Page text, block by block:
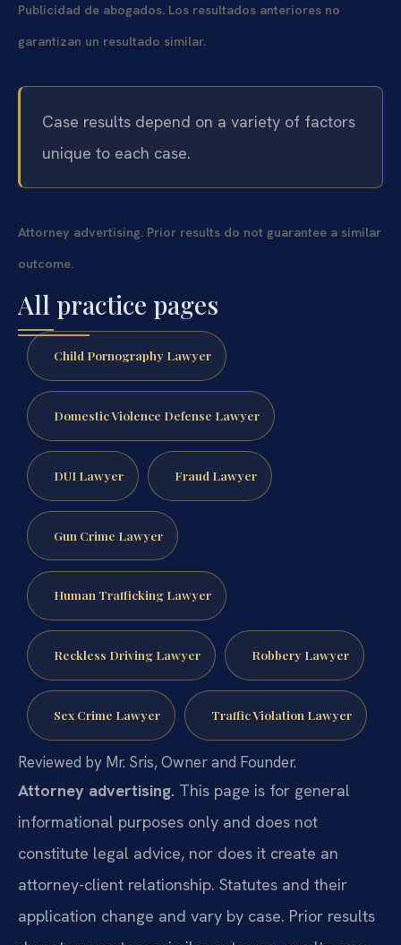
Publicidad de abogados. Los resultados anteriores no
garantizan un resultado similar.
Case results depend on a variety of factors
unique to each case.
Attorney advertising. Prior results do not guarantee a similar
outcome.
All practice pages
Child Pornography Lawyer
Domestic Violence Defense Lawyer
DUI Lawyer Fraud Lawyer
Gun Crime Lawyer
Human Trafficking Lawyer
Reckless Driving Lawyer Robbery Lawyer
Sex Crime Lawyer Traffic Violation Lawyer
Reviewed by Mr. Sris, Owner and Founder.
Attorney advertising. This page is for general
informational purposes only and does not
constitute legal advice, nor does it create an
attorney-client relationship. Statutes and their
application change and vary by case. Prior results